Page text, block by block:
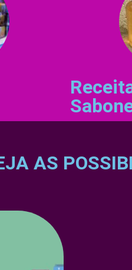
AS